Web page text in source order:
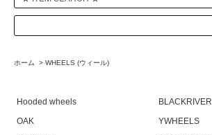
ホーム > WHEELS (ウィール)
Hooded wheels
BLACKRIVER
OAK
YWHEELS